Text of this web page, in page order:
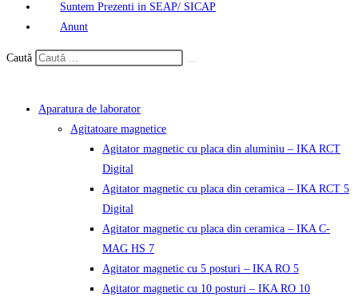
Suntem Prezenti in SEAP/ SICAP
Anunt
Caută
Aparatura de laborator
Agitatoare magnetice
Agitator magnetic cu placa din aluminiu – IKA RCT
Digital
Agitator magnetic cu placa din ceramica – IKA RCT 5
Digital
Agitator magnetic cu placa din ceramica – IKA C-
MAG HS 7
Agitator magnetic cu 5 posturi – IKA RO 5
Agitator magnetic cu 10 posturi – IKA RO 10